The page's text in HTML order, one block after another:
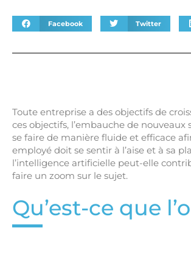
Facebook Twitter
Toute entreprise a des objectifs de
ces objectifs, l’embauche de
se faire de manière fluide et efficace
employé doit se sentir à l’aise et à sa
l’intelligence artificielle peut-elle
faire un zoom sur le sujet.
Qu’est-ce que